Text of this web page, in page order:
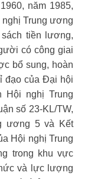
năm 1985,
nghị Trung ương
tiền lương,
có công giai
bổ sung, hoàn
đạo của Đại hội
Hội nghị Trung
số 23-KL/TW,
ương 5 và Kết
Hội nghị Trung
trong khu vực
và lực lượng